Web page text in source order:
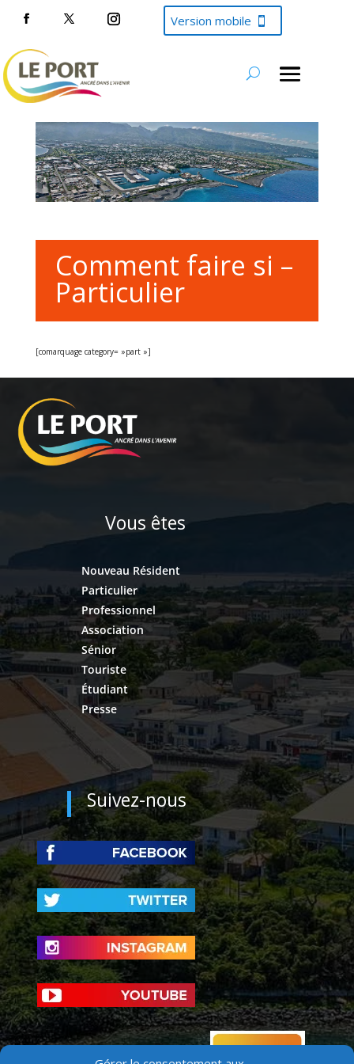
Version mobile
Comment faire si –
Particulier
[comarquage category= »part »]
Vous êtes
Nouveau Résident
Particulier
Professionnel
Association
Sénior
Touriste
Étudiant
Presse
Suivez-nous